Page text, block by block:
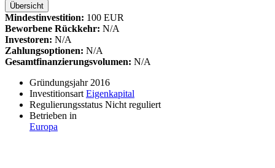
Übersicht
Mindestinvestition: 100 EUR
Beworbene Rückkehr: N/A
Investoren: N/A
Zahlungsoptionen: N/A
Gesamtfinanzierungsvolumen: N/A
Gründungsjahr 2016
Investitionsart Eigenkapital
Regulierungsstatus Nicht reguliert
Betrieben in
Europa